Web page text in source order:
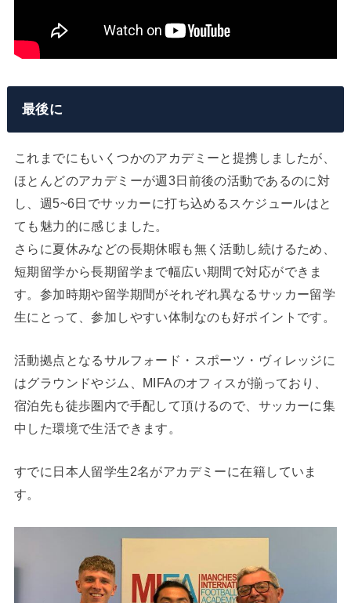
最後に
これまでにもいくつかのアカデミーと提携しましたが、
ほとんどのアカデミーが週3日前後の活動であるのに対
し、週5~6日でサッカーに打ち込めるスケジュールはと
ても魅力的に感じました。
さらに夏休みなどの長期休暇も無く活動し続けるため、
短期留学から長期留学まで幅広い期間で対応ができま
す。参加時期や留学期間がそれぞれ異なるサッカー留学
生にとって、参加しやすい体制なのも好ポイントです。
活動拠点となるサルフォード・スポーツ・ヴィレッジに
はグラウンドやジム、MIFAのオフィスが揃っており、
宿泊先も徒歩圏内で手配して頂けるので、サッカーに集
中した環境で生活できます。
すでに日本人留学生2名がアカデミーに在籍していま
す。